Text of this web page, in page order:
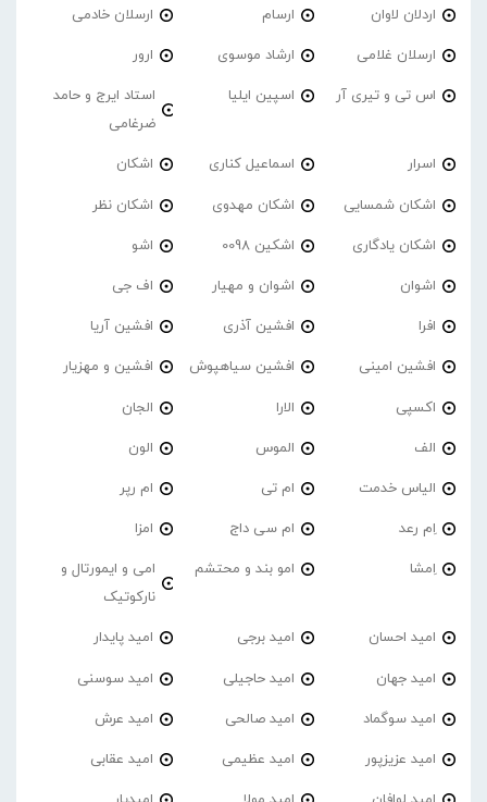
اردلان لاوان ارسام ارسلان خادمی
ارسلان غلامی ارشاد موسوی ارور
اس تی و تیری آر اسپین ایلیا
استاد ایرج و حامد
ضرغامی
اسرار اسماعیل کناری اشکان
اشکان شمسایی اشکان مهدوی اشکان نظر
اشکان یادگاری اشکین 0098 اشو
اشوان اشوان و مهیار اف جی
افرا افشین آذری افشین آریا
افشین امینی افشین سیاهپوش افشین و مهزیار
اکسپی الارا الجان
الف الموس الون
الیاس خدمت ام تی ام رپر
اِم رعد ام سی داج امزا
اِمشا امو بند و محتشم
امی و ایمورتال و
نارکوتیک
امید احسان امید برجی امید پایدار
امید جهان امید حاجیلی امید سوسنی
امید سوگماد امید صالحی امید عرش
امید عزیزپور امید عظیمی امید عقابی